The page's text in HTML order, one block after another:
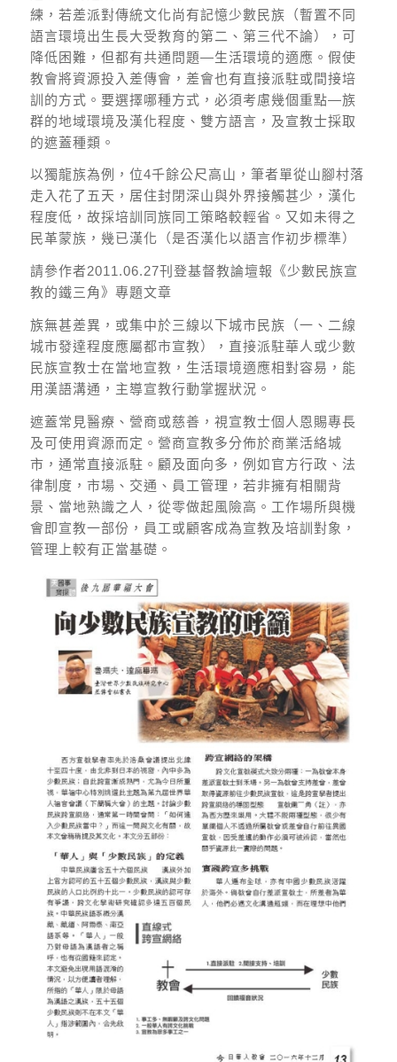
練，若差派對傳統文化尚有記憶少數民族（暫置不同
語言環境出生長大受教育的第二、第三代不論），可
降低困難，但都有共通問題—生活環境的適應。假使
教會將資源投入差傳會，差會也有直接派駐或間接培
訓的方式。要選擇哪種方式，必須考慮幾個重點—族
群的地域環境及漢化程度、雙方語言，及宣教士採取
的遮蓋種類。
以獨龍族為例，位4千餘公尺高山，筆者單從山腳村落
走入花了五天，居住封閉深山與外界接觸甚少，漢化
程度低，故採培訓同族同工策略較輕省。又如未得之
民革蒙族，幾已漢化（是否漢化以語言作初步標準）
請參作者2011.06.27刊登基督教論壇報《少數民族宣
教的鐵三角》專題文章
族無甚差異，或集中於三線以下城市民族（一、二線
城市發達程度應屬都市宣教），直接派駐華人或少數
民族宣教士在當地宣教，生活環境適應相對容易，能
用漢語溝通，主導宣教行動掌握狀況。
遮蓋常見醫療、營商或慈善，視宣教士個人恩賜專長
及可使用資源而定。營商宣教多分佈於商業活絡城
市，通常直接派駐。顧及面向多，例如官方行政、法
律制度，市場、交通、員工管理，若非擁有相關背
景、當地熟識之人，從零做起風險高。工作場所與機
會即宣教一部份，員工或顧客成為宣教及培訓對象，
管理上較有正當基礎。